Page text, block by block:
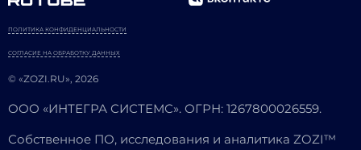
© «ZOZI.RU», 2026
ПОЛИТИКА КОНФИДЕНЦИАЛЬНОСТИ
СОГЛАСИЕ НА ОБРАБОТКУ ДАННЫХ
ООО «ИНТЕГРА СИСТЕМС». ОГРН: 1267800026559.
Собственное ПО, исследования и аналитика ZOZI™